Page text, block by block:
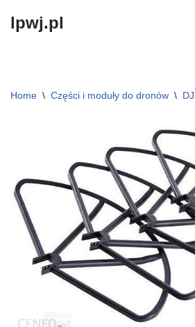
lpwj.pl
Home \ Części i moduły do dronów \